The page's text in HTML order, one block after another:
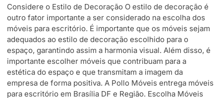
Considere o Estilo de Decoração O estilo de decoração é
outro fator importante a ser considerado na escolha dos
móveis para escritório. É importante que os móveis sejam
adequados ao estilo de decoração escolhido para o
espaço, garantindo assim a harmonia visual. Além disso, é
importante escolher móveis que contribuam para a
estética do espaço e que transmitam a imagem da
empresa de forma positiva. A Pollo Móveis entrega móveis
para escritório em Brasília DF e Região. Escolha Móveis